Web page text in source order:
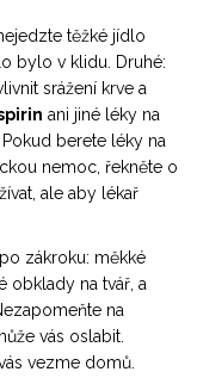
těžké jídlo
bylo v klidu. Druhé:
srážení krve a
ani jiné léky na
berete léky na
nemoc, řekněte o
ale aby lékař
zákroku: měkké
obklady na tvář, a
na
vás oslabit.
vezme domů.